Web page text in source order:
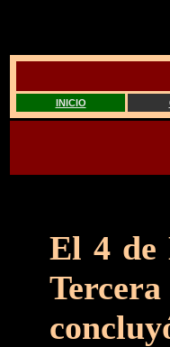
INICIO
El 4 de